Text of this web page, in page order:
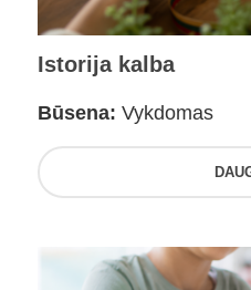
Istorija kalba
Būsena: Vykdomas